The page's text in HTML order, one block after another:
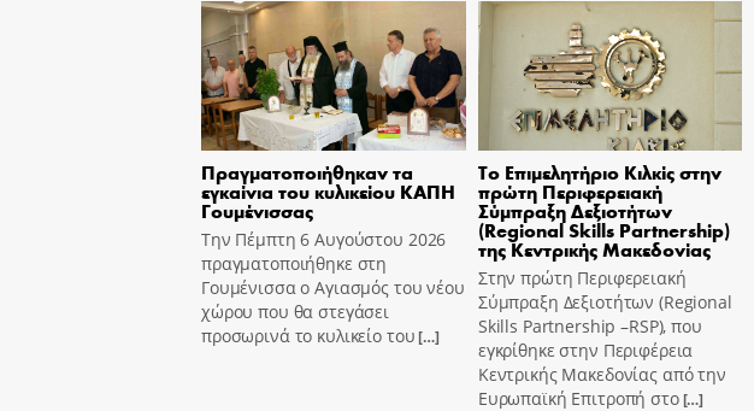
Πραγματοποιήθηκαν τα
εγκαίνια του κυλικείου ΚΑΠΗ
Γουμένισσας
Την Πέμπτη 6 Αυγούστου 2026
πραγματοποιήθηκε στη
Γουμένισσα ο Αγιασμός του νέου
χώρου που θα στεγάσει
προσωρινά το κυλικείο του[…]
Το Επιμελητήριο Κιλκίς στην
πρώτη Περιφερειακή
Σύμπραξη Δεξιοτήτων
(Regional Skills Partnership)
της Κεντρικής Μακεδονίας
Στην πρώτη Περιφερειακή
Σύμπραξη Δεξιοτήτων (Regional
Skills Partnership –RSP), που
εγκρίθηκε στην Περιφέρεια
Κεντρικής Μακεδονίας από την
Ευρωπαϊκή Επιτροπή στο[…]